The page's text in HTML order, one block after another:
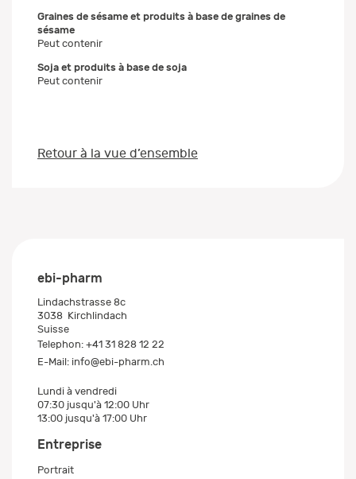
Graines de sésame et produits à base de graines de
sésame
Peut contenir
Soja et produits à base de soja
Peut contenir
Retour à la vue d’ensemble
ebi-pharm
Lindachstrasse 8c
3038 Kirchlindach
Suisse
Telephon: +41 31 828 12 22
E-Mail: info@ebi-pharm.ch
Lundi à vendredi
07:30 jusqu'à 12:00 Uhr
13:00 jusqu'à 17:00 Uhr
Entreprise
Portrait